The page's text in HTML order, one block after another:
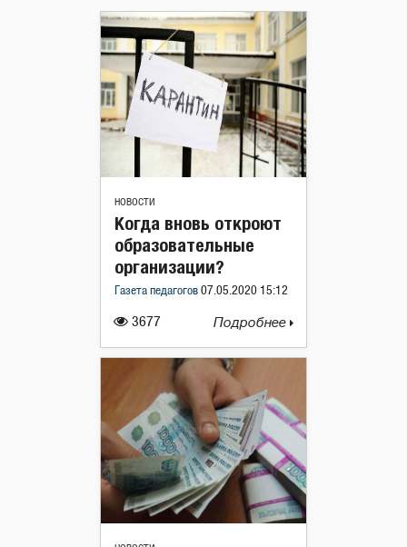
НОВОСТИ
3677
Когда вновь откроют
образовательные
организации?
Газета педагогов 07.05.2020 15:12
Подробнее